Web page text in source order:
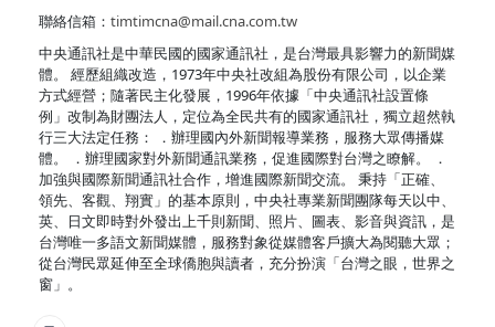
聯絡信箱： timtimcna@mail.cna.com.tw
中央通訊社是中華民國的國家通訊社，是台灣最具影響力的新聞媒
體。 經歷組織改造，1973年中央社改組為股份有限公司，以企業
方式經營；隨著民主化發展，1996年依據「中央通訊社設置條
例」改制為財團法人，定位為全民共有的國家通訊社，獨立超然執
行三大法定任務： ．辦理國內外新聞報導業務，服務大眾傳播媒
體。 ．辦理國家對外新聞通訊業務，促進國際對台灣之瞭解。 ．
加強與國際新聞通訊社合作，增進國際新聞交流。 秉持「正確、
領先、客觀、翔實」的基本原則，中央社專業新聞團隊每天以中、
英、日文即時對外發出上千則新聞、照片、圖表、影音與資訊，是
台灣唯一多語文新聞媒體，服務對象從媒體客戶擴大為閱聽大眾；
從台灣民眾延伸至全球僑胞與讀者，充分扮演「台灣之眼，世界之
窗」。